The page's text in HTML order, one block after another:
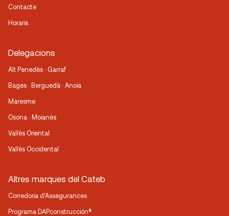
Contacte
Horaris
Delegacions
Alt Penedès · Garraf
Bages · Berguedà · Anoia
Maresme
Osona · Moianès
Vallès Oriental
Vallès Occidental
Altres marques del Cateb
Corredoria d’Assegurances
Programa DAPconstrucción®